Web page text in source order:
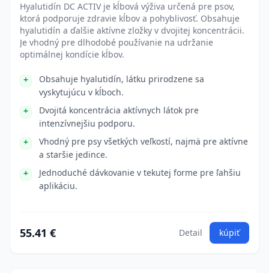
Hyalutidín DC ACTIV je kĺbová výživa určená pre psov,
ktorá podporuje zdravie kĺbov a pohyblivosť. Obsahuje
hyalutidín a ďalšie aktívne zložky v dvojitej koncentrácii.
Je vhodný pre dlhodobé používanie na udržanie
optimálnej kondície kĺbov.
Obsahuje hyalutidín, látku prirodzene sa
vyskytujúcu v kĺboch.
Dvojitá koncentrácia aktívnych látok pre
intenzívnejšiu podporu.
Vhodný pre psy všetkých veľkostí, najmä pre aktívne
a staršie jedince.
Jednoduché dávkovanie v tekutej forme pre ľahšiu
aplikáciu.
55.41 € Detail kúpiť